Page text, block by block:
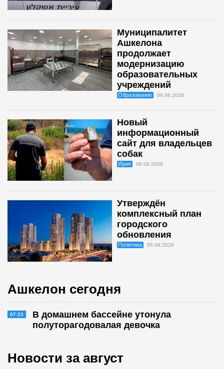
Муниципалитет
Ашкелона
продолжает
модернизацию
образовательных
учреждений
Образование 06.08.2026
Новый
информационный
сайт для владельцев
собак
Ирия 06.08.2026
Утверждён
комплексный план
городского
обновления
Политика 05.08.2026
Ашкелон сегодня
07:23
В домашнем бассейне утонула
полуторагодовалая девочка
Новости за август